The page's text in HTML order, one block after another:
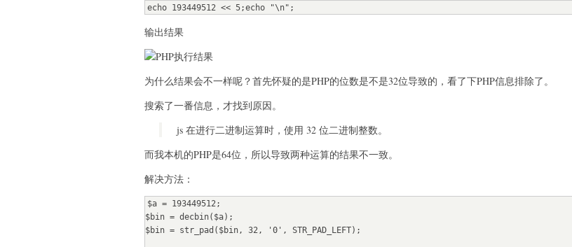
echo 193449512 << 5;echo "\n";
输出结果
为什么结果会不一样呢？首先怀疑的是PHP的位数是不是32位导致的，看了下PHP信息排除了。
搜索了一番信息，才找到原因。
js 在进行二进制运算时，使用 32 位二进制整数。
而我本机的PHP是64位，所以导致两种运算的结果不一致。
解决方法：
$a = 193449512;
$bin = decbin($a);
$bin = str_pad($bin, 32, '0', STR_PAD_LEFT);